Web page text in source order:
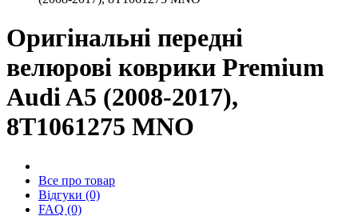
Оригінальні передні
велюрові коврики Premium
Audi A5 (2008-2017),
8T1061275 MNO
Все про товар
Відгуки (0)
FAQ (0)